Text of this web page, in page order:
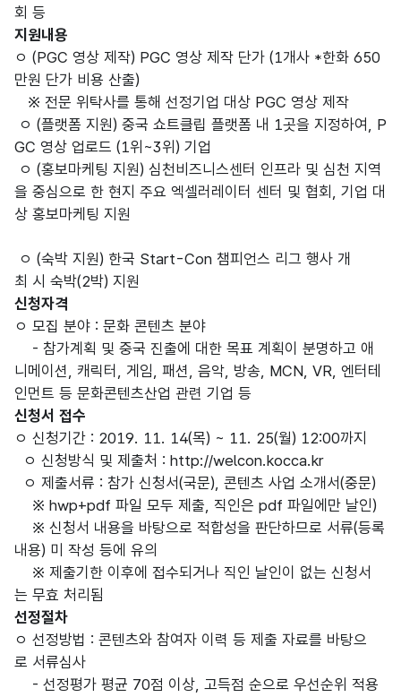
회 등
지원내용
ㅇ (PGC 영상 제작) PGC 영상 제작 단가 (1개사 *한화 650
만원 단가 비용 산출)
※ 전문 위탁사를 통해 선정기업 대상 PGC 영상 제작
ㅇ (플랫폼 지원) 중국 쇼트클립 플랫폼 내 1곳을 지정하여, P
GC 영상 업로드 (1위~3위) 기업
ㅇ (홍보마케팅 지원) 심천비즈니스센터 인프라 및 심천 지역
을 중심으로 한 현지 주요 엑셀러레이터 센터 및 협회, 기업 대
상 홍보마케팅 지원
ㅇ (숙박 지원) 한국 Start-Con 챔피언스 리그 행사 개
최 시 숙박(2박) 지원
신청자격
ㅇ 모집 분야 : 문화 콘텐츠 분야
- 참가계획 및 중국 진출에 대한 목표 계획이 분명하고 애
니메이션, 캐릭터, 게임, 패션, 음악, 방송, MCN, VR, 엔터테
인먼트 등 문화콘텐츠산업 관련 기업 등
신청서 접수
ㅇ 신청기간 : 2019. 11. 14(목) ~ 11. 25(월) 12:00까지
ㅇ 신청방식 및 제출처 : http://welcon.kocca.kr
ㅇ 제출서류 : 참가 신청서(국문), 콘텐츠 사업 소개서(중문)
※ hwp+pdf 파일 모두 제출, 직인은 pdf 파일에만 날인)
※ 신청서 내용을 바탕으로 적합성을 판단하므로 서류(등록
내용) 미 작성 등에 유의
※ 제출기한 이후에 접수되거나 직인 날인이 없는 신청서
는 무효 처리됨
선정절차
ㅇ 선정방법 : 콘텐츠와 참여자 이력 등 제출 자료를 바탕으
로 서류심사
- 선정평가 평균 70점 이상, 고득점 순으로 우선순위 적용